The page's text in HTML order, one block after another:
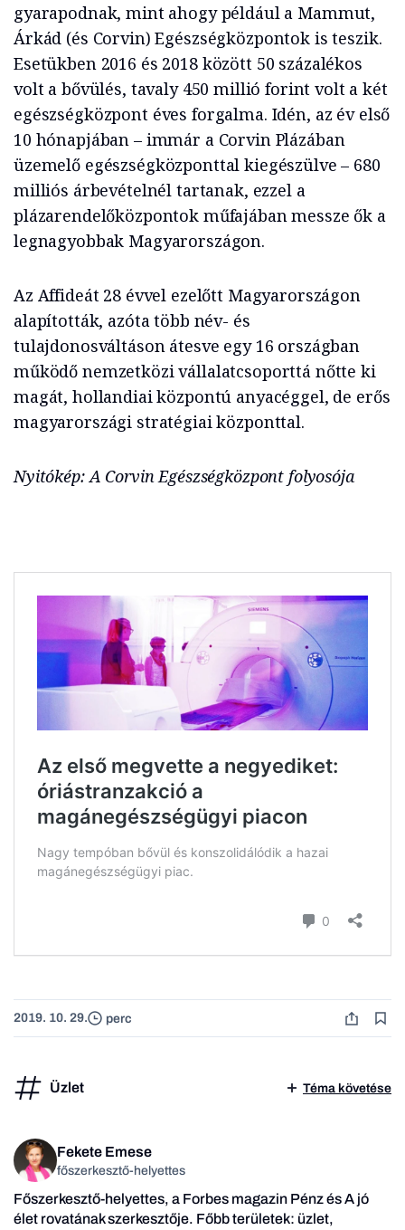
gyarapodnak, mint ahogy például a Mammut,
Árkád (és Corvin) Egészségközpontok is teszik.
Esetükben 2016 és 2018 között 50 százalékos
volt a bővülés, tavaly 450 millió forint volt a két
egészségközpont éves forgalma. Idén, az év első
10 hónapjában – immár a Corvin Plázában
üzemelő egészségközponttal kiegészülve – 680
milliós árbevételnél tartanak, ezzel a
plázarendelőközpontok műfajában messze ők a
legnagyobbak Magyarországon.
Az Affideát 28 évvel ezelőtt Magyarországon
alapították, azóta több név- és
tulajdonosváltáson átesve egy 16 országban
működő nemzetközi vállalatcsoporttá nőtte ki
magát, hollandiai központú anyacéggel, de erős
magyarországi stratégiai központtal.
Nyitókép: A Corvin Egészségközpont folyosója
2019. 10. 29. perc
Üzlet Téma követése
Fekete Emese
főszerkesztő-helyettes
Főszerkesztő-helyettes, a Forbes magazin Pénz és A jó
élet rovatának szerkesztője. Főbb területek: üzlet,